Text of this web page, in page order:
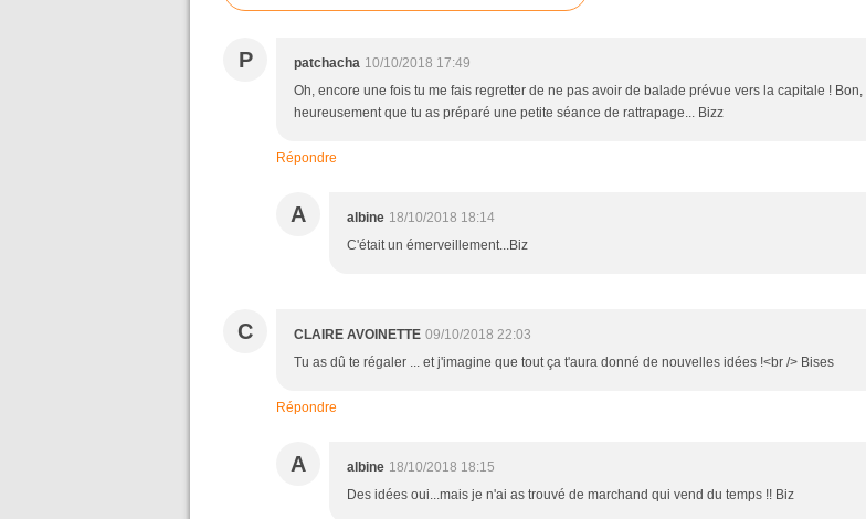
P patchacha 10/10/2018 17:49
Oh, encore une fois tu me fais regretter de ne pas avoir de balade prévue vers la capitale ! Bon,
heureusement que tu as préparé une petite séance de rattrapage... Bizz
Répondre
A albine 18/10/2018 18:14
C'était un émerveillement...Biz
C CLAIRE AVOINETTE 09/10/2018 22:03
Tu as dû te régaler ... et j'imagine que tout ça t'aura donné de nouvelles idées !<br /> Bises
Répondre
A albine 18/10/2018 18:15
Des idées oui...mais je n'ai as trouvé de marchand qui vend du temps !! Biz